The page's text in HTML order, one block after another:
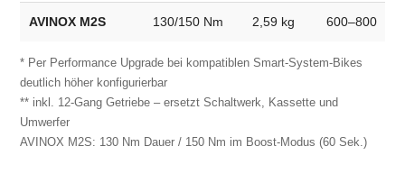
AVINOX M2S 130/150 Nm 2,59 kg 600–800
* Per Performance Upgrade bei kompatiblen Smart-System-Bikes
deutlich höher konfigurierbar
** inkl. 12-Gang Getriebe – ersetzt Schaltwerk, Kassette und
Umwerfer
AVINOX M2S: 130 Nm Dauer / 150 Nm im Boost-Modus (60 Sek.)